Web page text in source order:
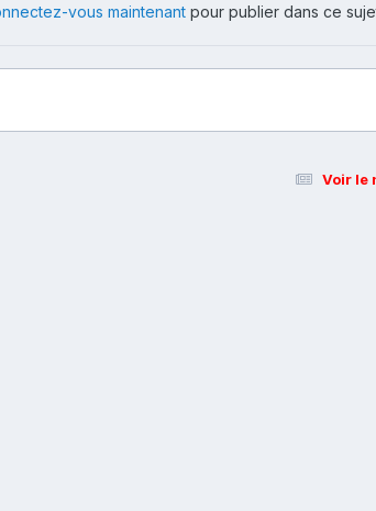
vous maintenant pour publier dans ce
Voir le